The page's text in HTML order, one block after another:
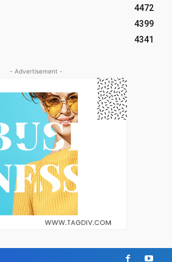
4472
4399
4341
- Advertisement -